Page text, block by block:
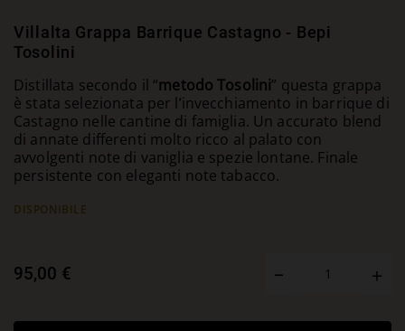
Villalta Grappa Barrique Castagno - Bepi
Tosolini
Distillata secondo il “metodo Tosolini” questa grappa
è stata selezionata per l’invecchiamento in barrique di
Castagno nelle cantine di famiglia. Un accurato blend
di annate differenti molto ricco al palato con
avvolgenti note di vaniglia e spezie lontane. Finale
persistente con eleganti note tabacco.
DISPONIBILE
95,00 €